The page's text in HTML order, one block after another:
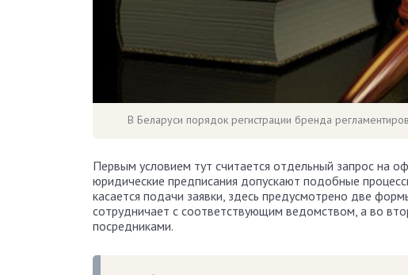
В Беларуси порядок регистрации бренда
Первым условием тут считается отдельный запрос на
юридические предписания допускают подобные
касается подачи заявки, здесь предусмотрено две
сотрудничает с соответствующим ведомством, а во
посредниками.